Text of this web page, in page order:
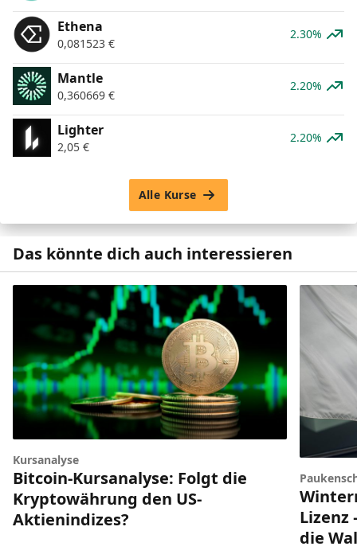
Ethena
0,081523 €
2.30%
Mantle
0,360669 €
2.20%
Lighter
2,05 €
2.20%
Alle Kurse
Das könnte dich auch interessieren
Kursanalyse
Bitcoin-Kursanalyse: Folgt die
Kryptowährung den US-
Aktienindizes?
Lizenz
die